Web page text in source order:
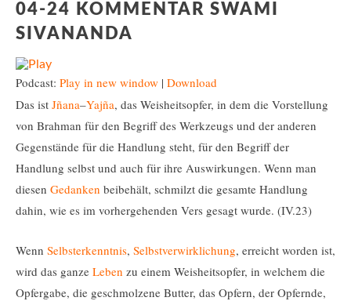
04-24 KOMMENTAR SWAMI
SIVANANDA
Podcast: Play in new window | Download
Das ist Jñana–Yajña, das Weisheitsopfer, in dem die Vorstellung
von Brahman für den Begriff des Werkzeugs und der anderen
Gegenstände für die Handlung steht, für den Begriff der
Handlung selbst und auch für ihre Auswirkungen. Wenn man
diesen Gedanken beibehält, schmilzt die gesamte Handlung
dahin, wie es im vorhergehenden Vers gesagt wurde. (IV.23)
Wenn Selbsterkenntnis, Selbstverwirklichung, erreicht worden ist,
wird das ganze Leben zu einem Weisheitsopfer, in welchem die
Opfergabe, die geschmolzene Butter, das Opfern, der Opfernde,